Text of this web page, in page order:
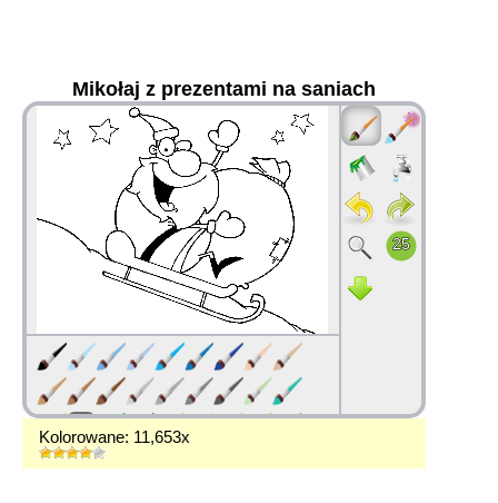
Mikołaj z prezentami na saniach
Kolorowane: 11,653x